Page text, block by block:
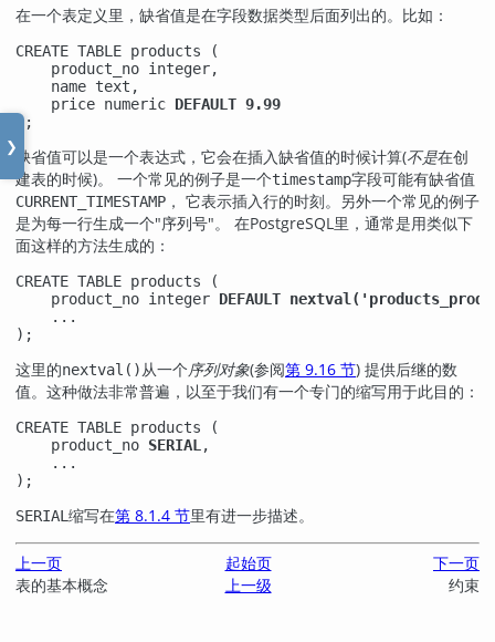
❯
在一个表定义里，缺省值是在字段数据类型后面列出的。比如：
CREATE TABLE products (
    product_no integer,
    name text,
    price numeric
DEFAULT 9.99
);
缺省值可以是一个表达式，它会在插入缺省值的时候计算(不是在创
建表的时候)。 一个常见的例子是一个timestamp字段可能有缺省值
CURRENT_TIMESTAMP ， 它表示插入行的时刻。另外一个常见的例子
是为每一行生成一个"序列号"。 在PostgreSQL 里，通常是用类似下
面这样的方法生成的：
CREATE TABLE products (
    product_no integer
DEFAULT
    ...
);
这里的nextval() 从一个序列对象(参阅第 9.16 节) 提供后继的数
值。这种做法非常普遍，以至于我们有一个专门的缩写用于此目的：
CREATE TABLE products (
    product_no
SERIAL ,
    ...
);
SERIAL 缩写在第 8.1.4 节里有进一步描述。
上一页 起始页
下一页
表的基本概念
上一级 约束